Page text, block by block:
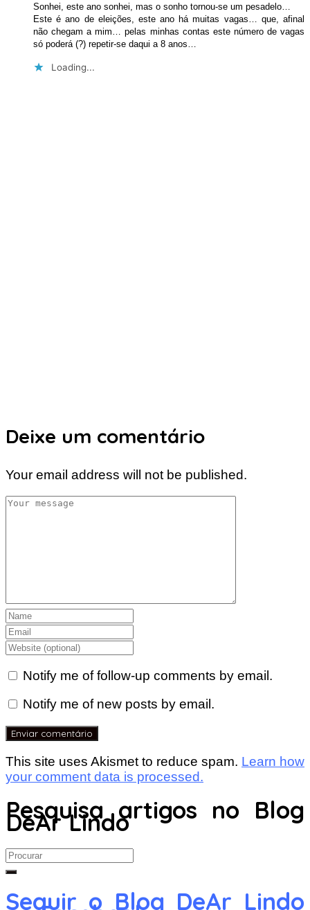
Sonhei, este ano sonhei, mas o sonho tornou-se um pesadelo…
Este é ano de eleições, este ano há muitas vagas… que, afinal
não chegam a mim… pelas minhas contas este número de vagas
só poderá (?) repetir-se daqui a 8 anos…
Loading...
Deixe um comentário
Your email address will not be published.
Notify me of follow-up comments by email.
Notify me of new posts by email.
This site uses Akismet to reduce spam. Learn how
your comment data is processed.
Pesquisa artigos no Blog
DeAr Lindo
Search
for:
Seguir o Blog DeAr Lindo